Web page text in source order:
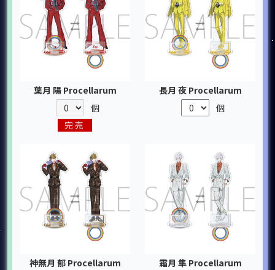
葉月 陽 Procellarum
個
完売
長月 夜 Procellarum
個
神無月 郁 Procellarum
霜月 隼 Procellarum